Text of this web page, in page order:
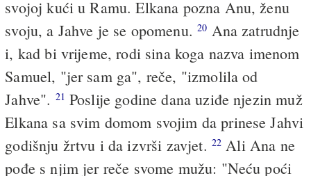
svojoj kući u Ramu. Elkana pozna Anu, ženu
svoju, a Jahve je se opomenu.20 Ana zatrudnje
i, kad bi vrijeme, rodi sina koga nazva imenom
Samuel, "jer sam ga", reče, "izmolila od
Jahve". 21 Poslije godine dana uziđe njezin muž
Elkana sa svim domom svojim da prinese Jahvi
godišnju žrtvu i da izvrši zavjet. 22 Ali Ana ne
pođe s njim jer reče svome mužu: "Neću poći